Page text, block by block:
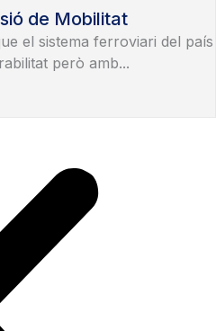
de Mobilitat
el sistema ferroviari del país
però amb...